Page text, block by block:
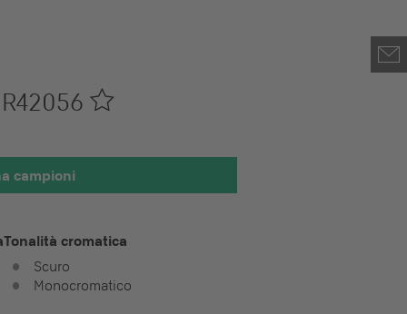
x 100 mm
R42056
campioni
Tonalità cromatica
Scuro
Monocromatico